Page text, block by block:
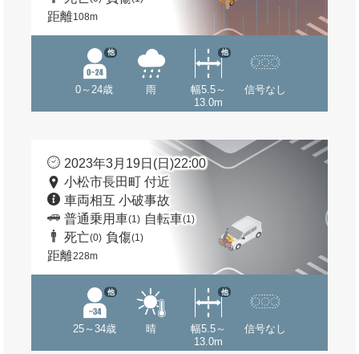
距離108m
0～24歳
他
雨
幅5.5～
13.0m
他
信号なし
2023年3月19日(日)22:00
小松市長田町 付近
車両相互 小破事故
普通乗用車(1) 自転車(1)
死亡(0) 負傷(1)
距離228m
25～34歳
他
晴
幅5.5～
13.0m
他
信号なし